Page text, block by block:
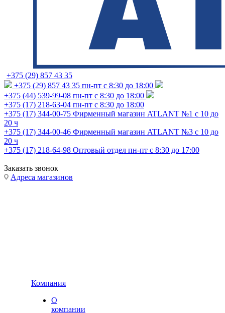
+375 (29) 857 43 35
+375 (29) 857 43 35 пн-пт с 8:30 до 18:00
+375 (44) 539-99-08 пн-пт с 8:30 до 18:00
+375 (17) 218-63-04 пн-пт с 8:30 до 18:00
+375 (17) 344-00-75 Фирменный магазин ATLANT №1 с 10 до
20 ч
+375 (17) 344-00-46 Фирменный магазин ATLANT №3 с 10 до
20 ч
+375 (17) 218-64-98 Оптовый отдел пн-пт с 8:30 до 17:00
Заказать звонок
Адреса магазинов
Компания
О
компании